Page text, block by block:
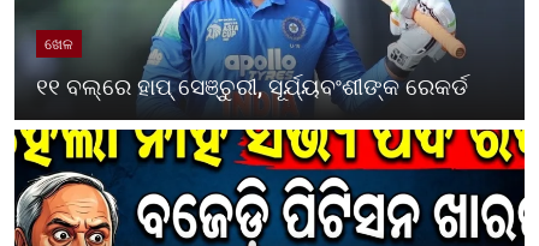
ଖେଳ
୧୧ ବଲ୍‌ରେ ହାପ୍ ସେଞ୍ଚୁରୀ, ସୂର୍ଯ୍ୟବଂଶୀଙ୍କ ରେକର୍ଡ